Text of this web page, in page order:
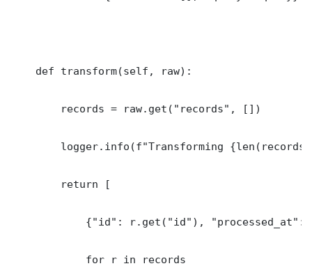
    def transform(self, raw):
        records = raw.get("records", [])
logger.info(f"Transforming
        return [
{"id": r.get("id"),
            for r in records